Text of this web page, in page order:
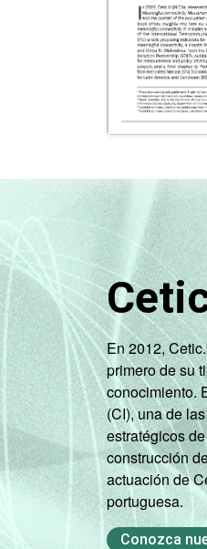
En 2012,
primero de su
conocimiento.
(CI), una de
estratégicos
construcción
actuación de
portuguesa.
Conozca